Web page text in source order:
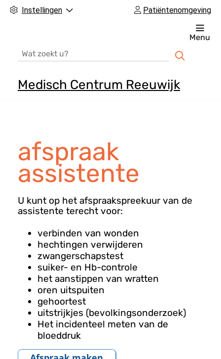
Instellingen Patiëntenomgeving
Medisch Centrum Reeuwijk
d
m
e
u
Menu
afspraak
assistente
U kunt op het afspraakspreekuur van de
assistente terecht voor:
verbinden van wonden
hechtingen verwijderen
zwangerschapstest
suiker- en Hb-controle
het aanstippen van wratten
oren uitspuiten
gehoortest
uitstrijkjes (bevolkingsonderzoek)
Het incidenteel meten van de
bloeddruk